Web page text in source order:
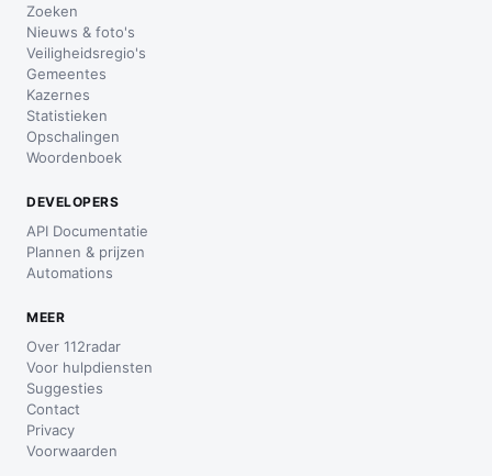
Zoeken
Nieuws & foto's
Veiligheidsregio's
Gemeentes
Kazernes
Statistieken
Opschalingen
Woordenboek
DEVELOPERS
API Documentatie
Plannen & prijzen
Automations
MEER
Over 112radar
Voor hulpdiensten
Suggesties
Contact
Privacy
Voorwaarden